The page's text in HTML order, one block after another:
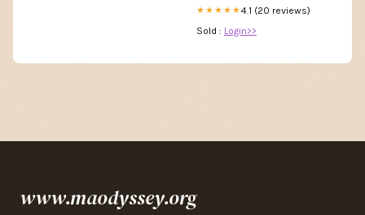
★★★★★4.1 (20 reviews)
Sold : Login>>
www.maodyssey.org